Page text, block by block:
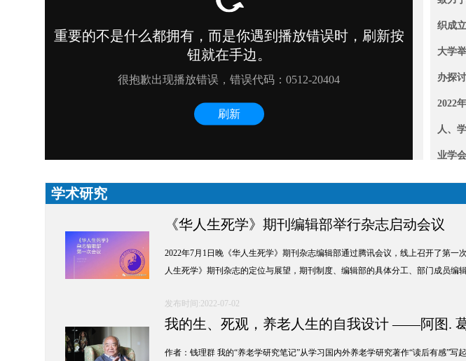
织成
大学
办探
2022
人、
业学
与学
教育
究上
上有
学术研究
《华人生死学》期刊编辑部举行杂志启动会议
2022年7月1日晚《华人生死学》期刊杂志编辑部通过腾讯会议，线上召开了第一
人生死学》期刊杂志的定位与展望，期刊制度、编辑部的具体分工、部门成员编
发布时间:2022-07-02
我的生、死观，养老人生的自我设计 ——阿图.
别：关于衰老与死亡，你必须知道的
作者：钱理群 我的“养老学研究笔记”从学习国内外养老学研究著作“读后有感”写